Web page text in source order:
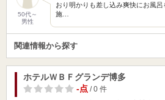
50代～
男性
おり明かりも差し込み爽快にお風
施…
関連情報から探す
ホテルＷＢＦグランデ博多
-点/ 0 件